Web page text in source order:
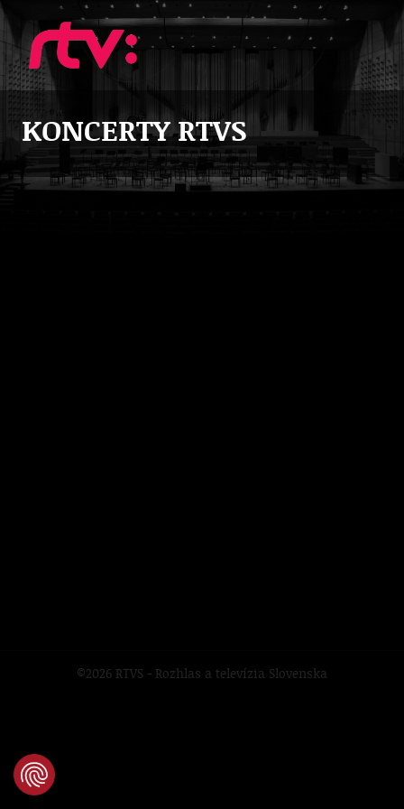
KONCERTY RTVS
©2026 RTVS - Rozhlas a televízia Slovenska